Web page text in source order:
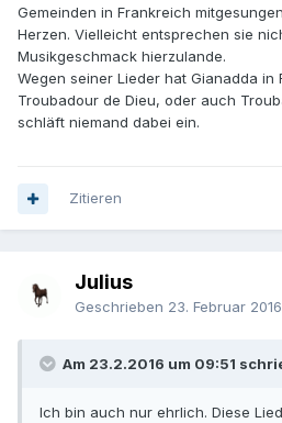
Gemeinden in Frankreich
Herzen. Vielleicht entsprechen sie
Musikgeschmack hierzulande.
Wegen seiner Lieder hat Gianadda in
Troubadour de Dieu, oder auch
schläft niemand dabei ein.
Zitieren
Julius
Geschrieben 23. Februar 2016
Am 23.2.2016 um 09:51
Ich bin auch nur ehrlich. Diese